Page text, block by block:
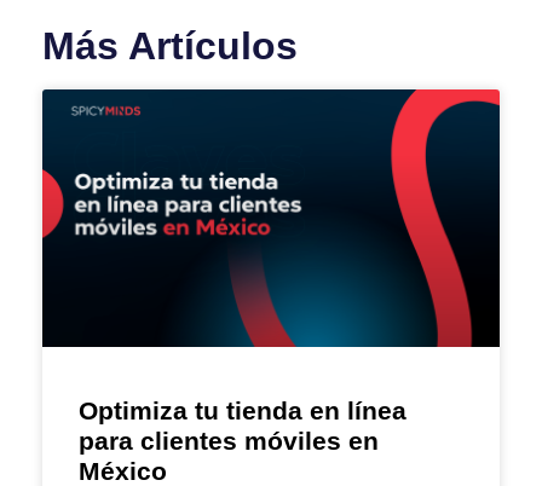
Más Artículos
Optimiza tu tienda en línea
para clientes móviles en
México